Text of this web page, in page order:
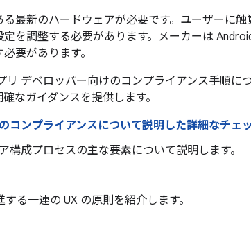
最新のハードウェアが必要です。ユーザーに
を調整する必要があります。メーカーは
要があります。
デベロッパー向けのコンプライアンス手順に
なガイダンスを提供します。
コンプライアンスについて説明した詳細なチェ
構成プロセスの主な要素について説明します。
る一連の UX の原則を紹介します。